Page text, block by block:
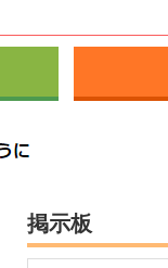
掲示板